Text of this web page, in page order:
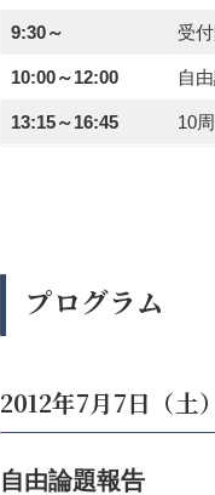
9:30～ 受
10:00～12:00 自
13:15～16:45 10
プログラム
2012年7月7日（土）
自由論題報告